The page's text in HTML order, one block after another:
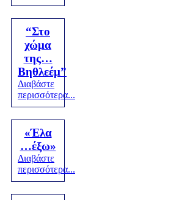
“Στο
χώμα
της…
Βηθλεέμ”
Διαβάστε
περισσότερα...
«Έλα
…έξω»
Διαβάστε
περισσότερα...